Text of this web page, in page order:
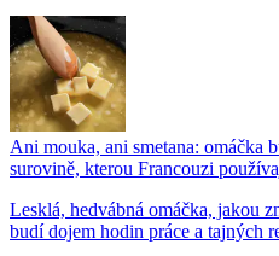
Ani mouka, ani smetana: omáčka
surovině, kterou Francouzi
Lesklá, hedvábná omáčka, jakou
budí dojem hodin práce a tajných